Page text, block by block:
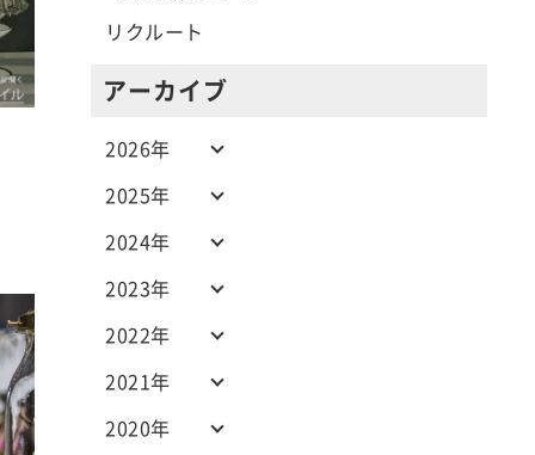
リクルート
アーカイブ
2020年
2021年
2022年
2023年
2024年
2025年
2026年